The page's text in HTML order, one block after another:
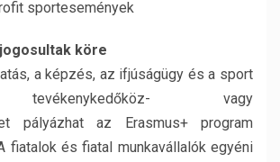
sportesemények
köre
a képzés, az ifjúságügy és a sport
vagy
pályázhat az Erasmus+ program
fiatalok és fiatal munkavállalók egyéni